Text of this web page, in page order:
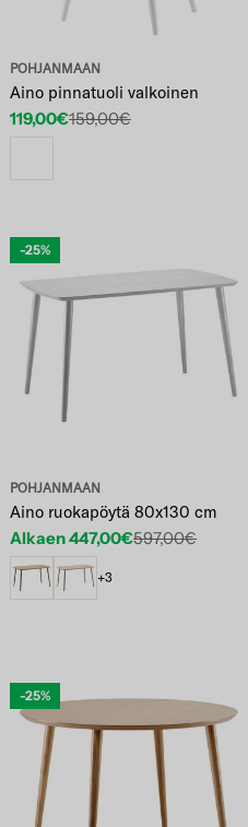
POHJANMAAN
Aino pinnatuoli valkoinen
Etuhinta
119,00€
Normaalihinta
159,00€
-25%
POHJANMAAN
Aino ruokapöytä 80x130 cm
Etuhinta
Alkaen 447,00€
Normaalihinta 597,00€
+3
-25%